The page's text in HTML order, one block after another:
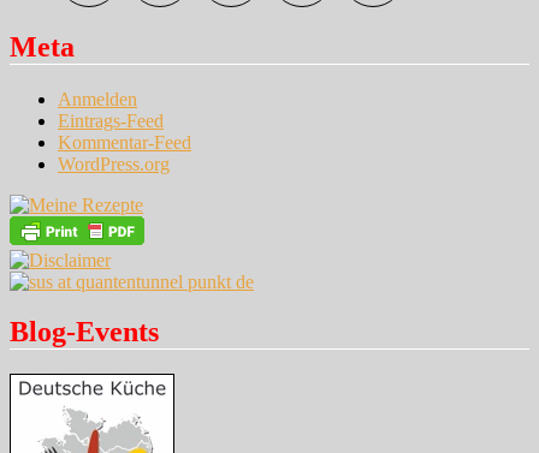
Meta
Anmelden
Eintrags-Feed
Kommentar-Feed
WordPress.org
Blog-Events